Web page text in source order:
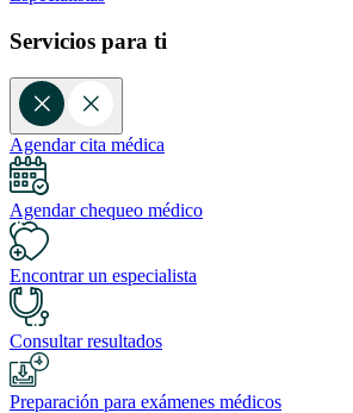
Servicios para ti
Agendar cita médica
Agendar chequeo médico
Encontrar un especialista
Consultar resultados
Preparación para exámenes médicos